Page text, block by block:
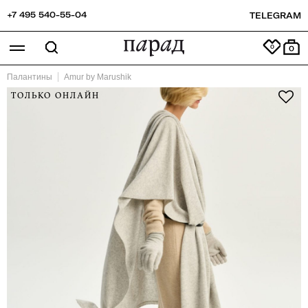
+7 495 540-55-04 TELEGRAM
0
Палантины Amur by Marushik
ТОЛЬКО ОНЛАЙН